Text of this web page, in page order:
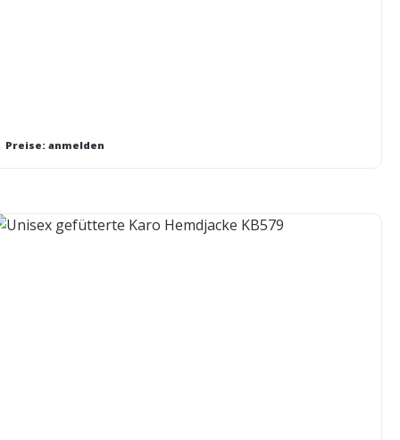
Preise: anmelden